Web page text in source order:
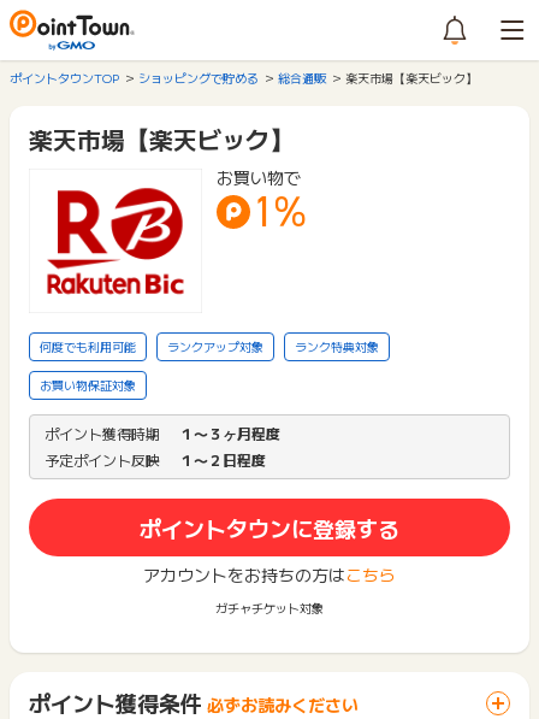
ポイントタウンTOP ショッピングで貯める 総合通販 楽天市場【楽天ビック】
楽天市場【楽天ビック】
お買い物で
1%
何度でも利用可能 ランクアップ対象 ランク特典対象
お買い物保証対象
ポイント獲得時期
１〜３ヶ月程度
予定ポイント反映
１〜２日程度
ポイントタウンに登録する
アカウントをお持ちの方はこちら
ガチャチケット対象
ポイント獲得条件 必ずお読みください